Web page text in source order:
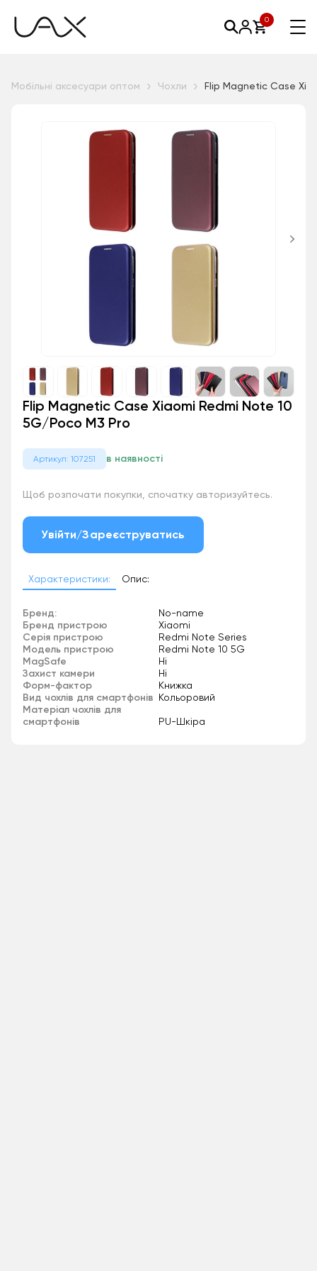
0
Мобільні аксесуари оптом Чохли Flip Magnetic Case
Flip Magnetic Case Xiaomi Redmi Note 10
5G/Poco M3 Pro
Артикул: 107251 в наявності
Щоб розпочати покупки, спочатку авторизуйтесь.
Увійти/Зареєструватись
Характеристики: Опис:
Бренд: No-name
Бренд пристрою Xiaomi
Серія пристрою Redmi Note Series
Модель пристрою Redmi Note 10 5G
MagSafe Ні
Захист камери Ні
Форм-фактор Книжка
Вид чохлів для смартфонів Кольоровий
Матеріал чохлів для
смартфонів
PU-Шкіра